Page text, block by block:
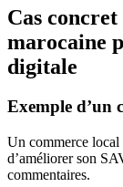
Cas
marocaine
digitale
Exemple d’un
Un commerce local
d’améliorer son
commentaires.